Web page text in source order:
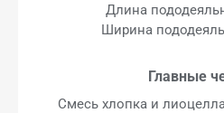
Длина
Ширина
Главные
Смесь хлопка и